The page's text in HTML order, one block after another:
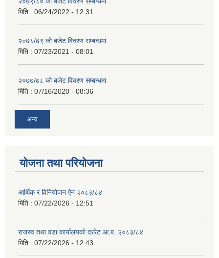
मिति : 06/24/2022 - 12:31
२०७८/७९ को बजेट विवरण सम्बन्धमा
मिति : 07/23/2021 - 08:01
२०७७/७८ को बजेट विवरण सम्बन्धमा
मिति : 07/16/2020 - 08:36
अन्य
योजना तथा परियोजना
आर्थिक र विनियोजन ऐन २०८३/८४
मिति : 07/22/2026 - 12:51
राजस्व तथा वडा कार्यालयको दररेट आ.ब. २०८३/८४
मिति : 07/22/2026 - 12:43